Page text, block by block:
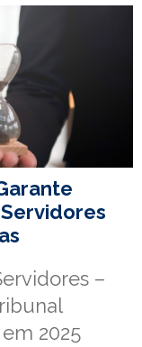
–
2025